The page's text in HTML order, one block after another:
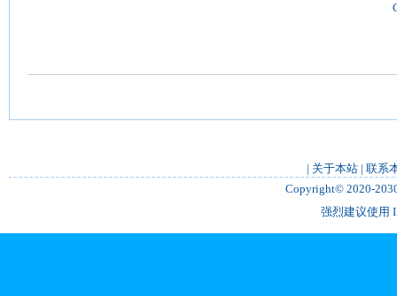
| 关于本站 | 联系
Copyright© 2020-
强烈建议使用